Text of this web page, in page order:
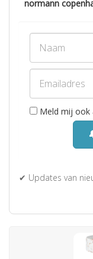
normann
Meld mij ook
✔ Updates van